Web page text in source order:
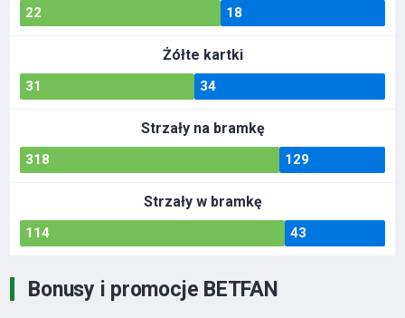
22 18
Żółte kartki
31 34
Strzały na bramkę
318 129
Strzały w bramkę
114 43
Bonusy i promocje BETFAN